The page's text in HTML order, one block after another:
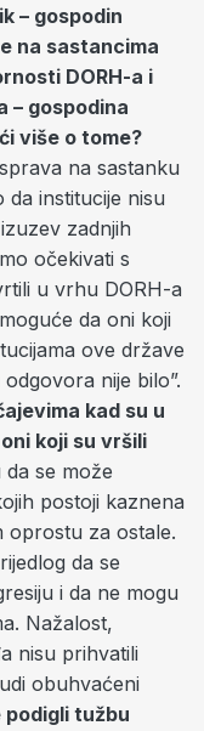
– gospodin
na sastancima
DORH-a i
– gospodina
više o tome?
na sastanku
institucije nisu
zadnjih
očekivati s
u vrhu DORH-a
da oni koji
ove države
nije bilo”.
kad su u
koji su vršili
da se može
postoji kaznena
oprostu za ostale.
da se
i da ne mogu
Nažalost,
nisu prihvatili
obuhvaćeni
tužbu